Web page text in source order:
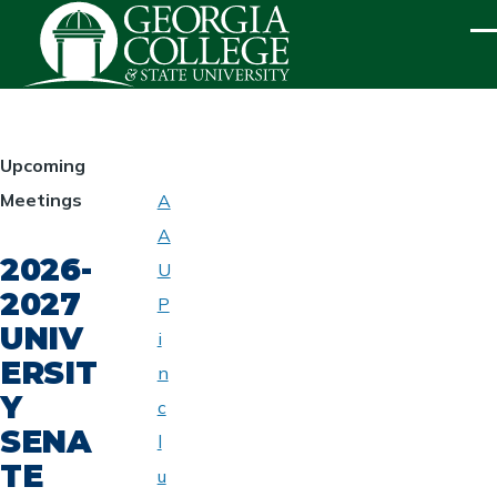
Skip to main content
HOMEPAGE
Upcoming
Meetings
2026-
2027
UNIV
ERSIT
Y
SENA
TE
UNIVERSITY
SENATE
A
A
U
P
i
n
c
l
u